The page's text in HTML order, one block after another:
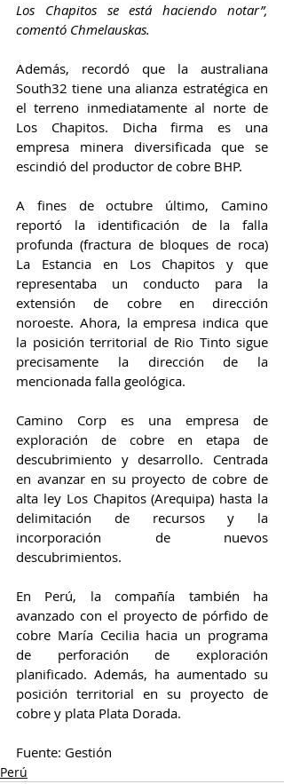
Los Chapitos se está haciendo notar”,
comentó Chmelauskas.
Además, recordó que la australiana
South32 tiene una alianza estratégica en
el terreno inmediatamente al norte de
Los Chapitos. Dicha firma es una
empresa minera diversificada que se
escindió del productor de cobre BHP.
A fines de octubre último, Camino
reportó la identificación de la falla
profunda (fractura de bloques de roca)
La Estancia en Los Chapitos y que
representaba un conducto para la
extensión de cobre en dirección
noroeste. Ahora, la empresa indica que
la posición territorial de Rio Tinto sigue
precisamente la dirección de la
mencionada falla geológica.
Camino Corp es una empresa de
exploración de cobre en etapa de
descubrimiento y desarrollo. Centrada
en avanzar en su proyecto de cobre de
alta ley Los Chapitos (Arequipa) hasta la
delimitación de recursos y la
incorporación de nuevos
descubrimientos.
En Perú, la compañía también ha
avanzado con el proyecto de pórfido de
cobre María Cecilia hacia un programa
de perforación de exploración
planificado. Además, ha aumentado su
posición territorial en su proyecto de
cobre y plata Plata Dorada.
Fuente: Gestión
Perú